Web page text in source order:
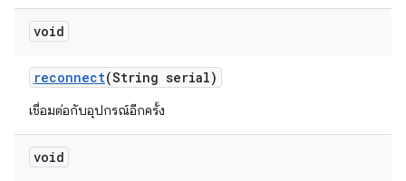
void
reconnect(String serial)
เชื่อมต่อกับอุปกรณ์อีกครั้ง
void